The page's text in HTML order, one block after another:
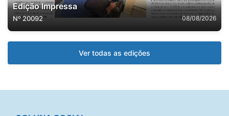
Edição Impressa
Nº 20092 08/08/2026
Ver todas as edições